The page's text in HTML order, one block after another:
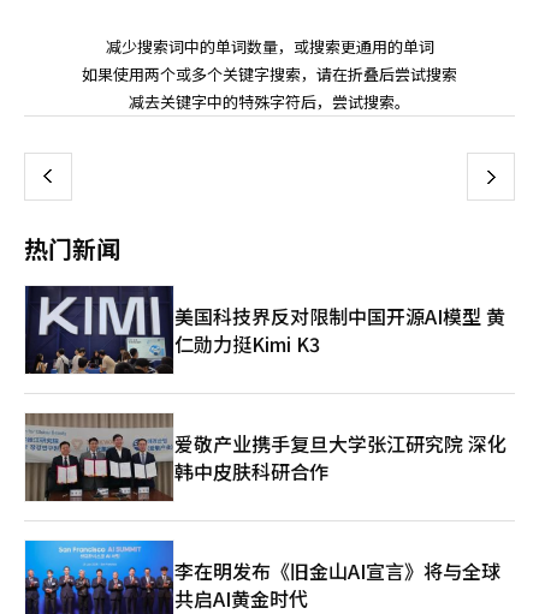
减少搜索词中的单词数量，或搜索更通用的单词
如果使用两个或多个关键字搜索，请在折叠后尝试搜索
减去关键字中的特殊字符后，尝试搜索。
上 下
热门新闻
美国科技界反对限制中国开源AI模型 黄
仁勋力挺Kimi K3
爱敬产业携手复旦大学张江研究院 深化
韩中皮肤科研合作
李在明发布《旧金山AI宣言》将与全球
共启AI黄金时代